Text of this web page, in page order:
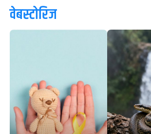
वेबस्टोरिज